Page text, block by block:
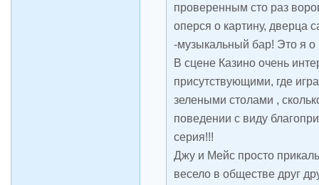
проверенным сто раз
оперся о картину, дверца
-музыкальный бар! Это я о
В сцене Казино очень
присутствующими, где
зелеными столами ,
поведении с виду
серия!!!
Джу и Мейс просто
весело в обществе друг